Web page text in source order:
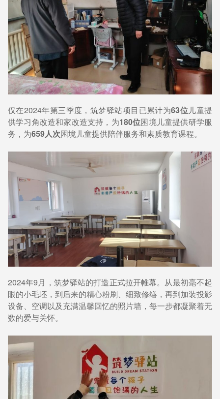
仅在2024年第三季度，筑梦驿站项目已累计为63位儿童提
供学习角改造和家改造支持，为180位困境儿童提供研学服
务，为659人次困境儿童提供陪伴服务和素质教育课程。
2024年9月，筑梦驿站的打造正式拉开帷幕。从最初毫不起
眼的小毛坯，到后来的精心粉刷、细致修缮，再到加装投影
设备、空调以及充满温馨回忆的照片墙，每一步都凝聚着无
数的爱与关怀。